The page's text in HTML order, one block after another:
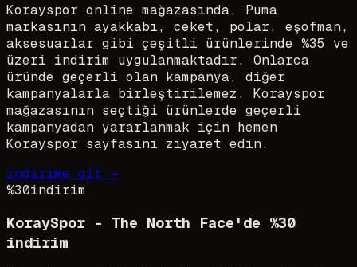
Korayspor online mağazasında, Puma
markasının ayakkabı, ceket, polar, eşofman,
aksesuarlar gibi çeşitli ürünlerinde %35 ve
üzeri indirim uygulanmaktadır. Onlarca
üründe geçerli olan kampanya, diğer
kampanyalarla birleştirilemez. Korayspor
mağazasının seçtiği ürünlerde geçerli
kampanyadan yararlanmak için hemen
Korayspor sayfasını ziyaret edin.
indirime git →
%30indirim
KoraySpor - The North Face'de %30
indirim